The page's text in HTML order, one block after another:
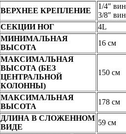
ВЕРХНЕЕ КРЕПЛЕНИЕ
1/4″
3/8″
СЕКЦИИ НОГ
4L
МИНИМАЛЬНАЯ
ВЫСОТА
16 см
МАКСИМАЛЬНАЯ
ВЫСОТА (БЕЗ
ЦЕНТРАЛЬНОЙ
КОЛОННЫ)
150 см
МАКСИМАЛЬНАЯ
ВЫСОТА
178 см
ДЛИНА В СЛОЖЕННОМ
ВИДЕ
59 см